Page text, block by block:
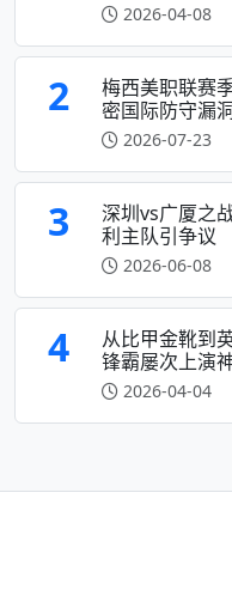
2026-04-08
2
梅西美职联赛
密国际防守漏
2026-07-23
3
深圳vs广厦之
利主队引争议
2026-06-08
4
从比甲金靴到
锋霸屡次上演
2026-04-04